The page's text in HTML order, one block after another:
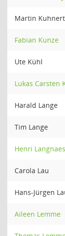
Martin Kuhnert
Fabian Kunze
Ute Kühl
Lukas Carsten
Harald Lange
Tim Lange
Henri
Carola Lau
Hans-Jürgen
Aileen Lemme